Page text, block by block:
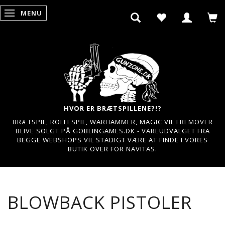
SKIFTE NAVIGATION
MENU
HVOR ER BRÆTSPILLENE?!?
BRÆTSPIL, ROLLESPIL, WARHAMMER, MAGIC VIL FREMOVER
BLIVE SOLGT PÅ GOBLINGAMES.DK - VAREUDVALGET FRA
BEGGE WEBSHOPS VIL STADIGT VÆRE AT FINDE I VORES
BUTIK OVER FOR NAVITAS.
BLOWBACK PISTOLER